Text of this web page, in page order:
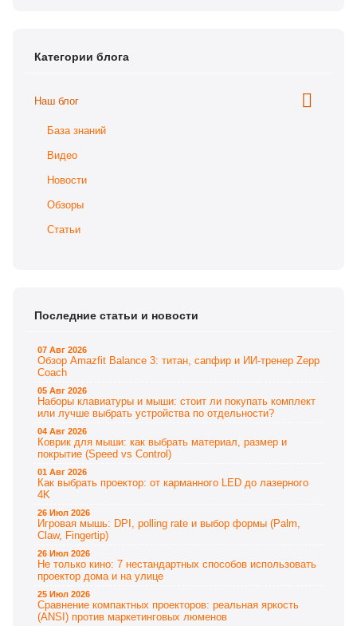
Категории блога
Наш блог
База знаний
Видео
Новости
Обзоры
Статьи
Последние статьи и новости
07 Авг 2026
Обзор Amazfit Balance 3: титан, сапфир и ИИ-тренер Zepp
Coach
05 Авг 2026
Наборы клавиатуры и мыши: стоит ли покупать комплект
или лучше выбрать устройства по отдельности?
04 Авг 2026
Коврик для мыши: как выбрать материал, размер и
покрытие (Speed vs Control)
01 Авг 2026
Как выбрать проектор: от карманного LED до лазерного
4K
26 Июл 2026
Игровая мышь: DPI, polling rate и выбор формы (Palm,
Claw, Fingertip)
26 Июл 2026
Не только кино: 7 нестандартных способов использовать
проектор дома и на улице
25 Июл 2026
Сравнение компактных проекторов: реальная яркость
(ANSI) против маркетинговых люменов